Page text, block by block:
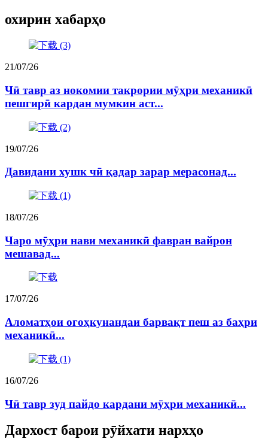
охирин хабарҳо
21/07/26
Чӣ тавр аз нокомии такрории мӯҳри механикӣ
пешгирӣ кардан мумкин аст...
19/07/26
Давидани хушк чӣ қадар зарар мерасонад...
18/07/26
Чаро мӯҳри нави механикӣ фавран вайрон
мешавад...
17/07/26
Аломатҳои огоҳкунандаи барвақт пеш аз баҳри
механикӣ...
16/07/26
Чӣ тавр зуд пайдо кардани мӯҳри механикӣ...
Дархост барои рӯйхати нархҳо